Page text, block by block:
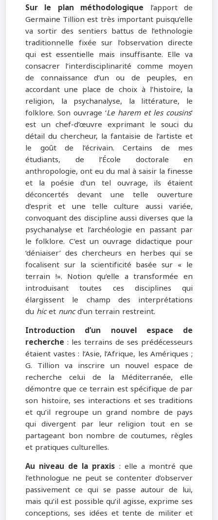
Sur le plan méthodologique l’apport de
Germaine Tillion est très important puisqu’elle
va sortir des sentiers battus de l’ethnologie
traditionnelle fixée sur l’observation directe
qui est essentielle mais insuffisante. Elle va
consacrer l’interdisciplinarité comme moyen
de connaissance d’un ou de peuples, en
accordant une place de choix à l’histoire, la
religion, la psychanalyse, la littérature, le
folklore. Son ouvrage ‘Le harem et les cousins’
est un chef-d’œuvre exprimant le souci du
détail du chercheur, la fantaisie de l’artiste et
le goût de l’écrivain. Certains de mes
étudiants, de l’École doctorale en
anthropologie, ont eu du mal à saisir la finesse
et la poésie d’un tel ouvrage, ils étaient
déconcertés devant une telle ouverture
d’esprit et une telle culture aussi variée,
convoquant des discipline aussi diverses que la
psychanalyse et l’archéologie en passant par
le folklore. C’est un ouvrage didactique pour
‘déniaiser’ des chercheurs en herbes qui se
focalisent sur la scientificité basée sur « le
terrain !». Notion qu’elle a transformée en
introduisant toutes ces disciplines qui
élargissent le champ des interprétations
du hicet nuncd’un terrain restreint.
Introduction d’un nouvel espace de
recherche : les terrains de ses prédécesseurs
étaient vastes : l’Asie, l’Afrique, les Amériques ;
G. Tillion va inscrire un nouvel espace de
recherche celui de la Méditerranée, elle
démontre que ce terrain est spécifique de par
son histoire, ses interactions et ses traditions
et qu’il regroupe un grand nombre de pays
qui divergent par leur religion tout en se
partageant bon nombre de coutumes, règles
et pratiques culturelles.
Au niveau de la praxis : elle a montré que
l’ethnologue ne peut se contenter d’observer
passivement ce qui se passe autour de lui,
mais qu’il est possible qu’il agisse, exprime ses
conceptions, ses idées et tente de militer et